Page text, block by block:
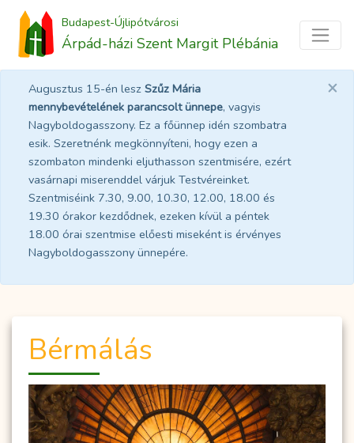
Budapest-Újlipótvárosi
Árpád-házi Szent Margit Plébánia
Augusztus 15-én lesz Szűz Mária
mennybevételének parancsolt ünnepe, vagyis
Nagyboldogasszony. Ez a főünnep idén szombatra
esik. Szeretnénk megkönnyíteni, hogy ezen a
szombaton mindenki eljuthasson szentmisére, ezért
vasárnapi miserenddel várjuk Testvéreinket.
Szentmiséink 7.30, 9.00, 10.30, 12.00, 18.00 és
19.30 órakor kezdődnek, ezeken kívül a péntek
18.00 órai szentmise előesti miseként is érvényes
Nagyboldogasszony ünnepére.
×
Bérmálás